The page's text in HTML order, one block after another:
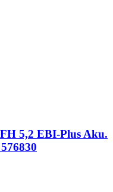
5,2 EBI-Plus Aku.